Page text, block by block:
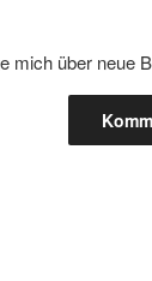
mich über neue